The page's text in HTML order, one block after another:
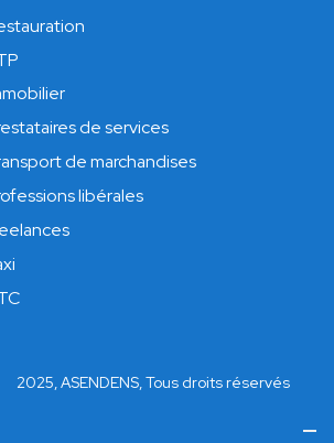
de services
de marchandises
libérales
2025, ASENDENS, Tous droits réservés